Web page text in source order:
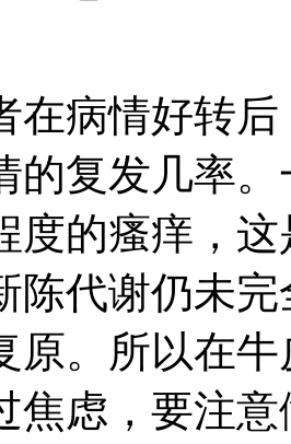
在病情好转
的复发几率
度的瘙痒，
陈代谢仍未
原。所以在
焦虑，要注